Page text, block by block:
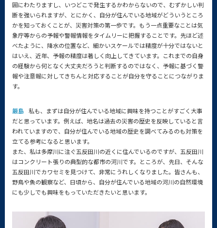
囲にわたりますし、いつどこで発生するかわからないので、むずかしい判
断を強いられますが、とにかく、自分が住んでいる地域がどういうところ
かを知っておくことが、災害対策の第一歩です。もう一点重要なことは気
象庁等からの予報や警報情報をタイムリーに把握することです。先ほど述
べたように、降水の位置など、細かいスケールでは精度が十分ではないと
はいえ、近年、予報の精度は著しく向上してきています。これまでの自身
の経験から何となく大丈夫だろうと判断するのではなく、予報に基づく警
報や注意報に対してきちんと対応することが自分を守ることにつながりま
す。
厳島 私も、まずは自分が住んでいる地域に興味を持つことがすごく大事
だと思っています。例えば、地名は過去の災害の歴史を反映していると言
われていますので、自分が住んでいる地域の歴史を調べてみるのも対策を
立てる参考になると思います。
また、私は多摩川に注ぐ五反田川の近くに住んでいるのですが、五反田川
はコンクリート張りの典型的な都市の河川です。ところが、先日、そんな
五反田川でカワセミを見つけて、非常にうれしくなりました。皆さんも、
野鳥や魚の観察など、日頃から、自分が住んでいる地域の河川の自然環境
にも少しでも興味をもっていただきたいと思います。